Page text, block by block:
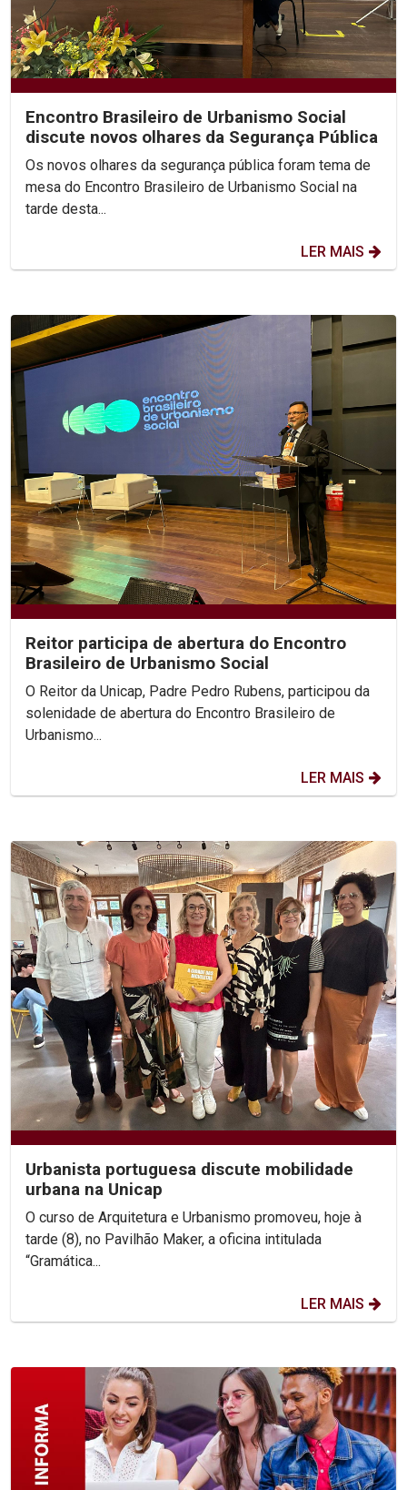
Encontro Brasileiro de Urbanismo Social
discute novos olhares da Segurança Pública
Os novos olhares da segurança pública foram tema de
mesa do Encontro Brasileiro de Urbanismo Social na
tarde desta...
LER MAIS
Reitor participa de abertura do Encontro
Brasileiro de Urbanismo Social
O Reitor da Unicap, Padre Pedro Rubens, participou da
solenidade de abertura do Encontro Brasileiro de
Urbanismo...
LER MAIS
Urbanista portuguesa discute mobilidade
urbana na Unicap
O curso de Arquitetura e Urbanismo promoveu, hoje à
tarde (8), no Pavilhão Maker, a oficina intitulada
“Gramática...
LER MAIS